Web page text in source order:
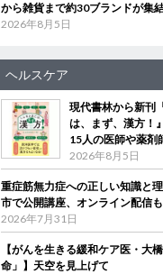
から雑貨まで約30ブランドが集
2026年8月5日
ヘルスケア
現代書林から新刊
は、まず、漢方
15人の医師や薬剤
2026年8月5日
重症筋無力症への正しい知識と
市で公開講座、オンライン配信も
2026年7月31日
【がんを生きる緩和ケア医・大
命」】天空を見上げて